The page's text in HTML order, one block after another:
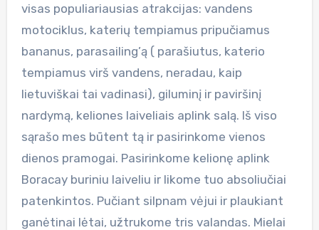
visas populiariausias atrakcijas: vandens
motociklus, katerių tempiamus pripučiamus
bananus, parasailing’ą ( parašiutus, katerio
tempiamus virš vandens, neradau, kaip
lietuviškai tai vadinasi), giluminį ir paviršinį
nardymą, keliones laiveliais aplink salą. Iš viso
sąrašo mes būtent tą ir pasirinkome vienos
dienos pramogai. Pasirinkome kelionę aplink
Boracay buriniu laiveliu ir likome tuo absoliučiai
patenkintos. Pučiant silpnam vėjui ir plaukiant
ganėtinai lėtai, užtrukome tris valandas. Mielai